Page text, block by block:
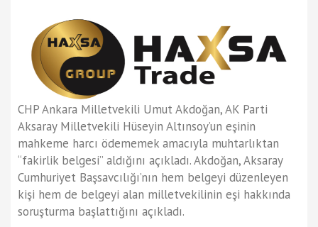
CHP Ankara Milletvekili Umut Akdoğan, AK Parti
Aksaray Milletvekili Hüseyin Altınsoy’un eşinin
mahkeme harcı ödememek amacıyla muhtarlıktan
“fakirlik belgesi” aldığını açıkladı. Akdoğan, Aksaray
Cumhuriyet Başsavcılığı’nın hem belgeyi düzenleyen
kişi hem de belgeyi alan milletvekilinin eşi hakkında
soruşturma başlattığını açıkladı.